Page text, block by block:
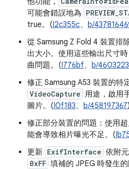
可能會錯誤地為
true。(I2c355c、 b/
從 Samsung Z Fold 4 裝置排
出大小。使用這些輸出尺寸
曲問題。(I776bf、 b/
修正 Samsung A53 裝置的特
VideoCapture 用途，啟用
圖片。(I0f183、 b/458197367)
修正部分裝置的問題：使用
能會導致相片曝光不足。(
更新 ExifInterface 依附
0xFF 填補的 JPEG 時發生